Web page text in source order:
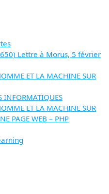
Lettre à Morus, 5 février
ET LA MACHINE SUR
INFORMATIQUES
ET LA MACHINE SUR
PAGE WEB – PHP